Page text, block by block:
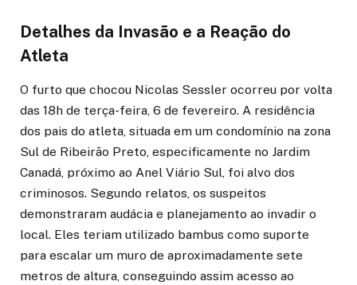
Detalhes da Invasão e a Reação do
Atleta
O furto que chocou Nicolas Sessler ocorreu por volta
das 18h de terça-feira, 6 de fevereiro. A residência
dos pais do atleta, situada em um condomínio na zona
Sul de Ribeirão Preto, especificamente no Jardim
Canadá, próximo ao Anel Viário Sul, foi alvo dos
criminosos. Segundo relatos, os suspeitos
demonstraram audácia e planejamento ao invadir o
local. Eles teriam utilizado bambus como suporte
para escalar um muro de aproximadamente sete
metros de altura, conseguindo assim acesso ao